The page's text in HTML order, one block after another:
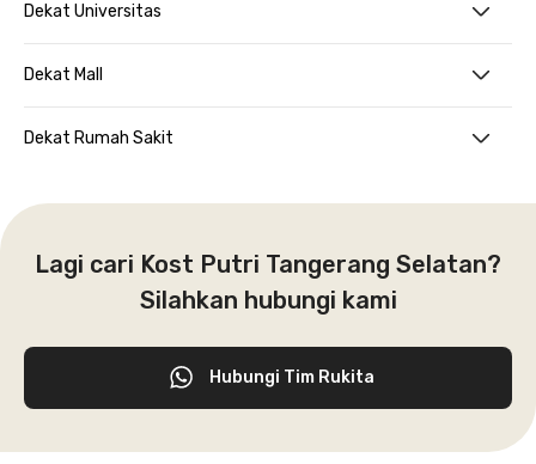
Dekat Universitas
Dekat Mall
Dekat Rumah Sakit
Lagi cari Kost Putri Tangerang Selatan?
Silahkan hubungi kami
Hubungi Tim Rukita